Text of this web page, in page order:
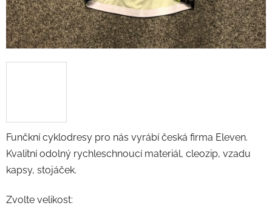
Funčkní cyklodresy pro nás vyrábí česká firma Eleven.
Kvalitní odolný rychleschnoucí materiál, cleozip, vzadu
kapsy, stojáček.
Zvolte velikost: